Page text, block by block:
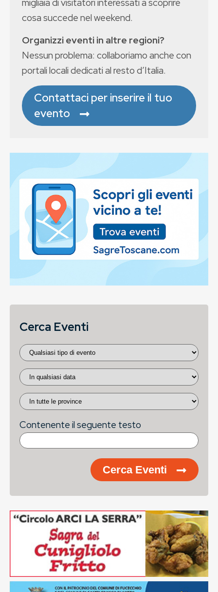
cosa succede nel weekend.
Organizzi eventi in altre regioni?
Nessun problema: collaboriamo anche con
portali locali dedicati al resto d’Italia.
Contattaci per inserire il tuo
evento
Cerca Eventi
Contenente il seguente testo
Cerca Eventi